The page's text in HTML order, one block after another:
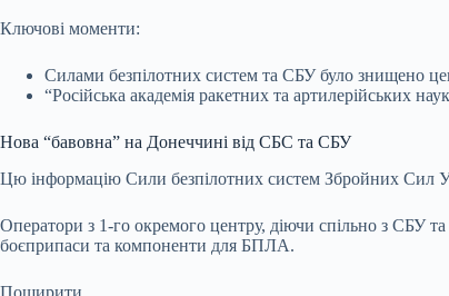
Ключові моменти:
Силами безпілотних систем та СБУ було знищено
“Російська академія ракетних та артилерійських
Нова “бавовна” на Донеччині від СБС та СБУ
Цю інформацію Сили безпілотних систем Збройних Сил
Оператори з 1-го окремого центру, діючи спільно з СБУ
боєприпаси та компоненти для БПЛА.
Поширити